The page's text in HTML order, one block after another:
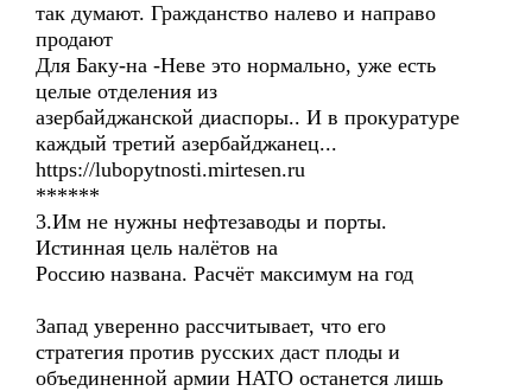
так думают. Гражданство налево и направо
продают
Для Баку-на -Неве это нормально, уже есть
целые отделения из
азербайджанской диаспоры.. И в прокуратуре
каждый третий азербайджанец...
https://lubopytnosti.mirtesen.ru
******
3.Им не нужны нефтезаводы и порты.
Истинная цель налётов на
Россию названа. Расчёт максимум на год
Запад уверенно рассчитывает, что его
стратегия против русских даст плоды и
объединенной армии НАТО останется лишь